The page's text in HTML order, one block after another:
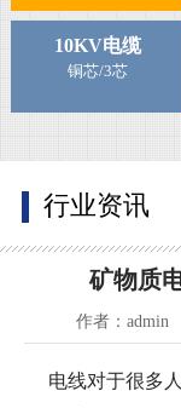
10KV电缆
铜芯/3芯
行业资讯
矿物质
作者：admin
电线对于很多人